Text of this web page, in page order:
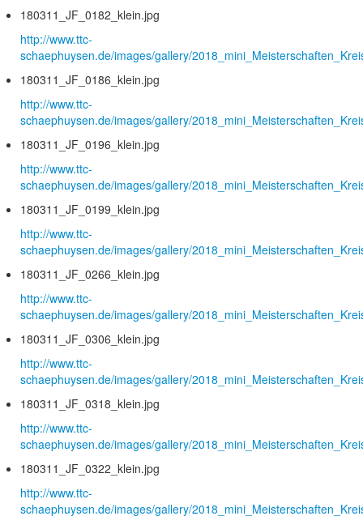
180311_JF_0182_klein.jpg
http://www.ttc-
schaephuysen.de/images/gallery/
180311_JF_0186_klein.jpg
http://www.ttc-
schaephuysen.de/images/gallery/
180311_JF_0196_klein.jpg
http://www.ttc-
schaephuysen.de/images/gallery/
180311_JF_0199_klein.jpg
http://www.ttc-
schaephuysen.de/images/gallery/
180311_JF_0266_klein.jpg
http://www.ttc-
schaephuysen.de/images/gallery/
180311_JF_0306_klein.jpg
http://www.ttc-
schaephuysen.de/images/gallery/
180311_JF_0318_klein.jpg
http://www.ttc-
schaephuysen.de/images/gallery/
180311_JF_0322_klein.jpg
http://www.ttc-
schaephuysen.de/images/gallery/